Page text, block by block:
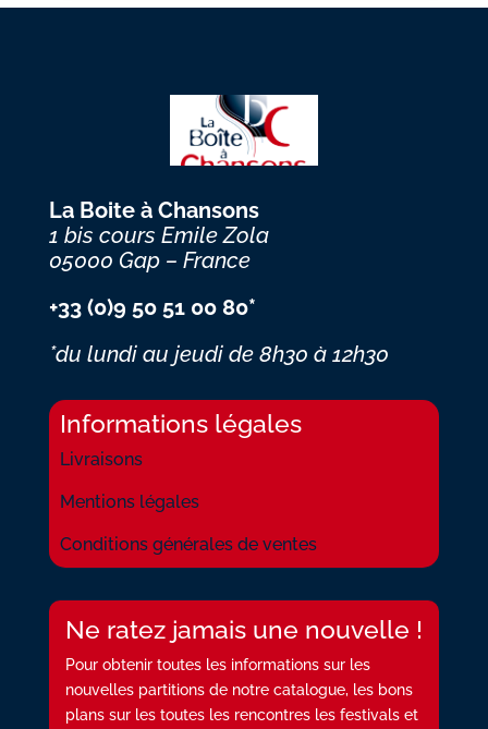
La Boite à Chansons
1 bis cours Emile Zola
05000 Gap – France
+33 (0)9 50 51 00 80*
*du lundi au jeudi de 8h30 à 12h30
Informations légales
Livraisons
Mentions légales
Conditions générales de ventes
Ne ratez jamais une nouvelle !
Pour obtenir toutes les informations sur les
nouvelles partitions de notre catalogue, les bons
plans sur les toutes les rencontres les festivals et